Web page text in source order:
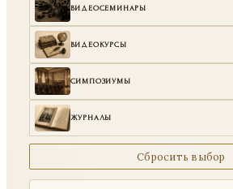
ВИДЕОСЕМИНАРЫ
ВИДЕОКУРСЫ
СИМПОЗИУМЫ
ЖУРНАЛЫ
Сбросить выбор